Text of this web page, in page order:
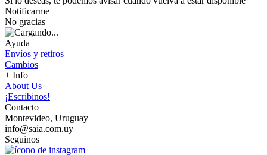
Notificarme
No gracias
Ayuda
Envíos y retiros
Cambios
+ Info
About Us
¡Escribinos!
Contacto
Montevideo, Uruguay
info@saia.com.uy
Seguinos